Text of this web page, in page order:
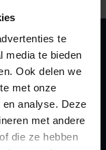
te
media te bieden
Ook delen we
met onze
analyse. Deze
met andere
die ze hebben
en